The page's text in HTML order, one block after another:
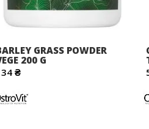
GRASS POWDER
200 G
₴